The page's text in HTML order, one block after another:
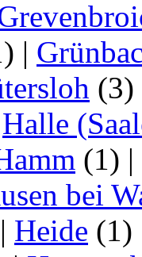
|
(3)
Halle
(1) |
bei
| Heide (1)